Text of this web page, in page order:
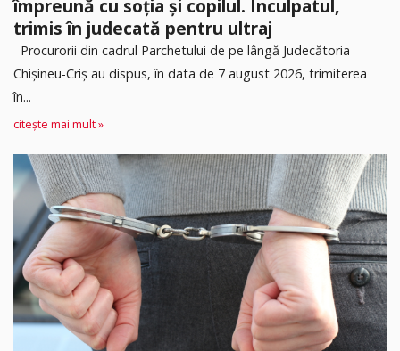
împreună cu soția și copilul. Inculpatul,
trimis în judecată pentru ultraj
Procurorii din cadrul Parchetului de pe lângă Judecătoria
Chișineu-Criș au dispus, în data de 7 august 2026, trimiterea
în...
citește mai mult »